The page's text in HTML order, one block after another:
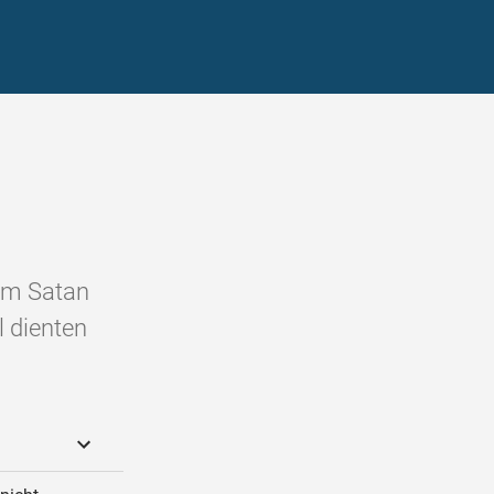
Satan
dienten